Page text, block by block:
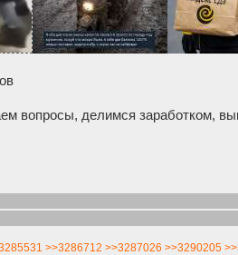
вопросы, делимся заработком,
>>3286712 >>3287026 >>3290205